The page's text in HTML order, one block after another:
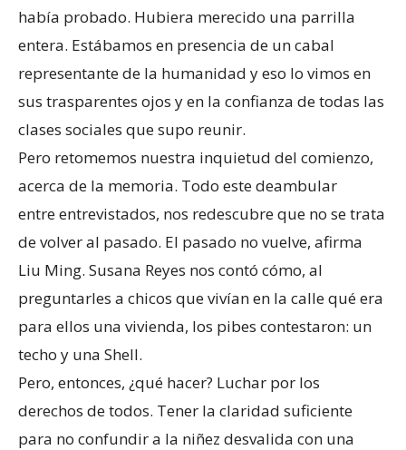
había probado. Hubiera merecido una parrilla
entera. Estábamos en presencia de un cabal
representante de la humanidad y eso lo vimos en
sus trasparentes ojos y en la confianza de todas las
clases sociales que supo reunir.
Pero retomemos nuestra inquietud del comienzo,
acerca de la memoria. Todo este deambular
entre entrevistados, nos redescubre que no se trata
de volver al pasado. El pasado no vuelve, afirma
Liu Ming. Susana Reyes nos contó cómo, al
preguntarles a chicos que vivían en la calle qué era
para ellos una vivienda, los pibes contestaron: un
techo y una Shell.
Pero, entonces, ¿qué hacer? Luchar por los
derechos de todos. Tener la claridad suficiente
para no confundir a la niñez desvalida con una